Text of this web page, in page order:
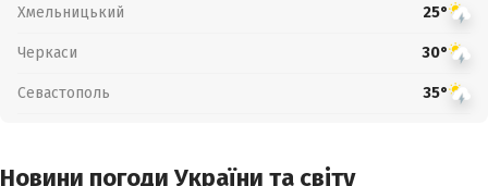
Хмельницький 25°
Черкаси 30°
Севастополь 35°
Новини погоди України та світу